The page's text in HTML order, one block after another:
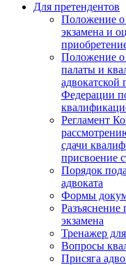
Для претендентов
Положение о
экзамена и
Положение о
палаты и
адвокатской
Федерации
Регламент
сдачи
присвоение
Порядок
адвоката
Формы
Разъяснение
экзамена
Тренажер
Вопросы
Присяга